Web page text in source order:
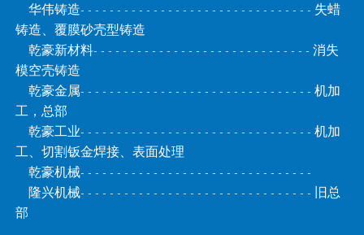
华伟铸造- - - - - - - - - - - - - - - - - - - - - - - - - - - - - - - - 失蜡
铸造、覆膜砂壳型铸造
乾豪新材料- - - - - - - - - - - - - - - - - - - - - - - - - - - - -- 消失
模空壳铸造
乾豪金属- - - - - - - - - - - - - - - - - - - - - - - - - - - - - - - - 机加
工，总部
乾豪工业- - - - - - - - - - - - - - - - - - - - - - - - - - - - - - --机加
工、切割钣金焊接、表面处理
乾豪机械- - - - - - - - - - - - - - - - - - - - - - - - - - - - - - - -
隆兴机械- - - - - - - - - - - - - - - - - - - - - - - - - - - - - - - - 旧总
部